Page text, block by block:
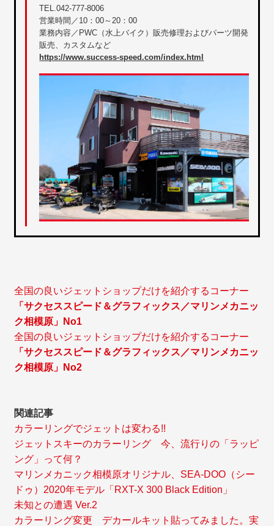
TEL.042-777-8006
営業時間／10：00～20：00
業務内容／PWC（水上バイク）販売修理およびパーツ開発
販売、カスタムなど
https://www.success-speed.com/index.html
全国の良いジェットショップだけを紹介するコーナー
「サクセススピード＆グラフィックス／マリンメカニッ
ク相模原」No1
全国の良いジェットショップだけを紹介するコーナー
「サクセススピード＆グラフィックス／マリンメカニッ
ク相模原」No2
関連記事
カラーリングでジェットは変わる!!
ジェットスキーのカラーリング 今、流行りの「ラッピ
ング」って何？
マリンメカニック相模原オリジナル、SEA-DOO（シー
ドゥ）2020年モデル「RXT-X 300 Black Edition」
未知との遭遇 Ver.2
カラーリング変更 デカールキット貼ってみました。実